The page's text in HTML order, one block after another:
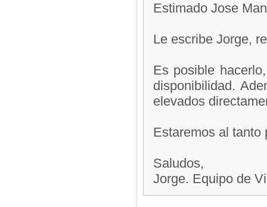
Estimado Jose
Le escribe Jorge,
Es posible
disponibilidad.
elevados
Estaremos al tanto
Saludos,
Jorge. Equipo de